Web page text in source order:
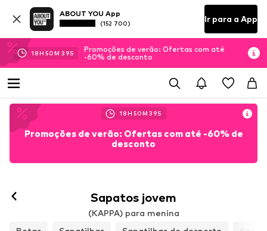
ABOUT YOU App
(152 700) Ir para a App
18H 50M 36S
Promoções de verão: Ofertas com até
-60% de desconto
18H 50M 36S
Promoções de verão: Ofertas com até -60% de
desconto
Sapatos jovem
(KAPPA) para menina